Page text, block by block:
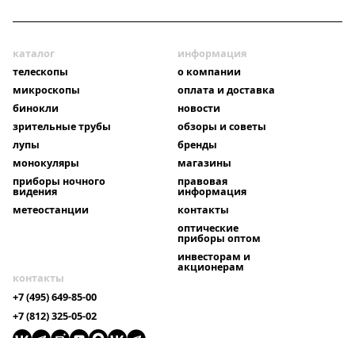
каталог
телескопы
микроскопы
бинокли
зрительные трубы
лупы
монокуляры
приборы ночного
видения
метеостанции
информация
о компании
оплата и доставка
новости
обзоры и советы
бренды
магазины
правовая
информация
контакты
оптические
приборы оптом
инвесторам и
акционерам
контакты
+7 (495) 649-85-00
+7 (812) 325-05-02